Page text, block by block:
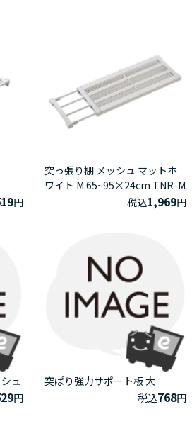
円
突っ張り棚 メッシュ マットホ
ワイト M 65~95×24cm TNR-M
税込1,969円
ュ
円
突ぱり強力サポート板 大
税込768円